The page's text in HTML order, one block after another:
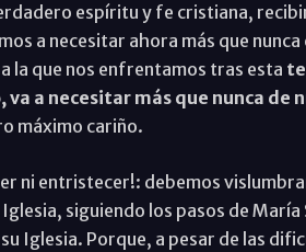
espíritu y fe cristiana,
a necesitar ahora más que
la que nos enfrentamos tras esta
a necesitar más que nunca de
máximo cariño.
ni entristecer!: debemos
siguiendo los pasos de María
Iglesia. Porque, a pesar de las